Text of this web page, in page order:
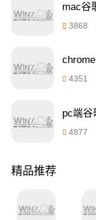
3868
4351
4877
精品推荐